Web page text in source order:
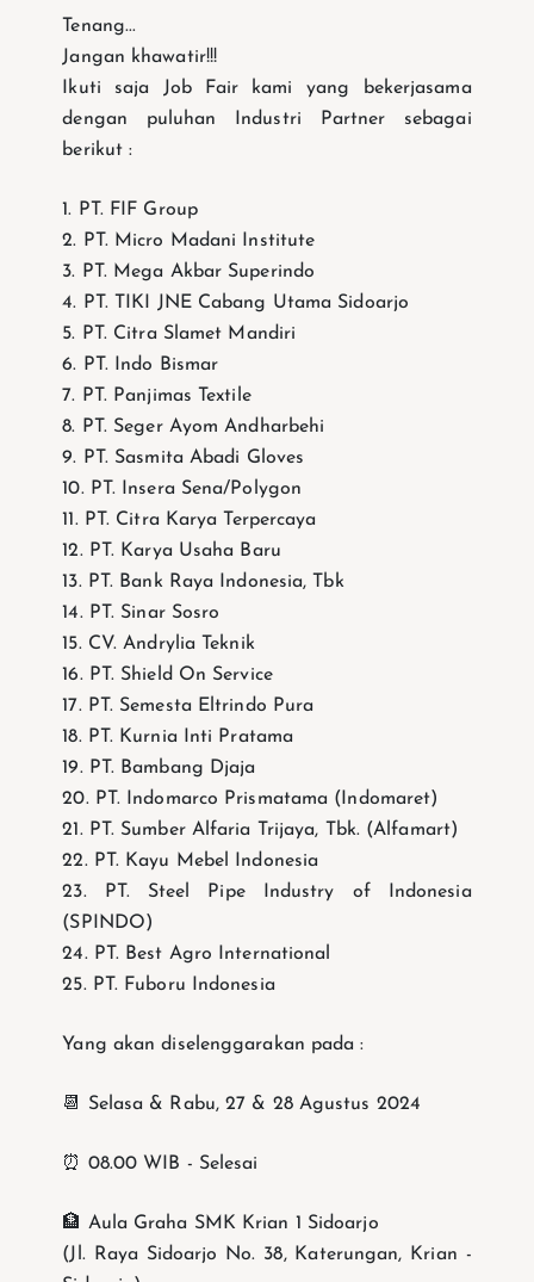
Tenang...
Jangan khawatir!!!
Ikuti saja Job Fair kami yang bekerjasama
dengan puluhan Industri Partner sebagai
berikut :
1. PT. FIF Group
2. PT. Micro Madani Institute
3. PT. Mega Akbar Superindo
4. PT. TIKI JNE Cabang Utama Sidoarjo
5. ⁠PT. Citra Slamet Mandiri
6. PT. Indo Bismar
7. ⁠PT. Panjimas Textile
8. ⁠PT. Seger Ayom Andharbehi
9. ⁠PT. Sasmita Abadi Gloves
10. PT. Insera Sena/Polygon
11. ⁠PT. Citra Karya Terpercaya
12. ⁠PT. Karya Usaha Baru
13. ⁠PT. Bank Raya Indonesia, Tbk
14. ⁠PT. Sinar Sosro
15. ⁠CV. Andrylia Teknik
16. PT. Shield On Service
17. PT. Semesta Eltrindo Pura
18. PT. Kurnia Inti Pratama
19. PT. Bambang Djaja
20. PT. Indomarco Prismatama (Indomaret)
21. PT. Sumber Alfaria Trijaya, Tbk. (Alfamart)
22. PT. Kayu Mebel Indonesia
23. PT. Steel Pipe Industry of Indonesia
(SPINDO)
24. PT. Best Agro International
25. PT. Fuboru Indonesia
Yang akan diselenggarakan pada :
📆 Selasa & Rabu, 27 & 28 Agustus 2024
⏰ 08.00 WIB - Selesai
🏦 Aula Graha SMK Krian 1 Sidoarjo
(Jl. Raya Sidoarjo No. 38, Katerungan, Krian -